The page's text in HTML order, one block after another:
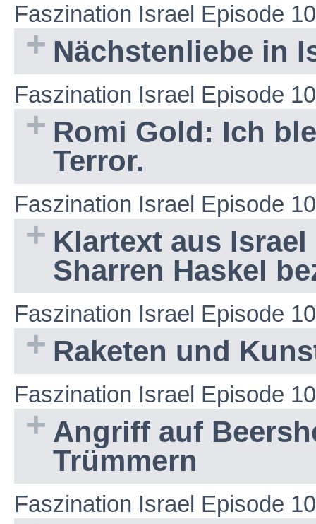
Faszination Israel Episode
Nächstenliebe in
Faszination Israel Episode
Romi Gold: Ich
Terror.
Faszination Israel Episode
Klartext aus
Sharren Haskel
Faszination Israel Episode
Raketen und
Faszination Israel Episode
Angriff auf
Trümmern
Faszination Israel Episode